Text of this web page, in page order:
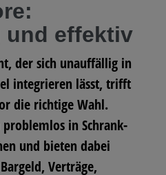
und effektiv
der sich unauffällig in
integrieren lässt, trifft
die richtige Wahl.
in Schrank-
und bieten dabei
Verträge,